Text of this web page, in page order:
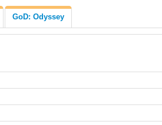
GoD: Odyssey